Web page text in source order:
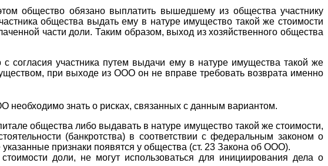
общество обязано выплатить вышедшему из общества участнику
общества выдать ему в натуре имущество такой же стоимости
части доли. Таким образом, выход из хозяйственного общества
участника путем выдачи ему в натуре имущества такой же
при выходе из ООО он не вправе требовать возврата именно
необходимо знать о рисках, связанных с данным вариантом.
общества либо выдавать в натуре имущество такой же стоимости,
(банкротства) в соответствии с федеральным законом о
признаки появятся у общества (ст. 23 Закона об ООО).
доли, не могут использоваться для инициирования дела о